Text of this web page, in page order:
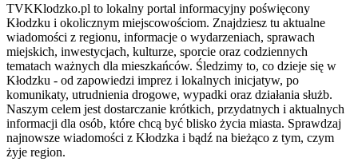
TVKKlodzko.pl to lokalny portal informacyjny poświęcony
Kłodzku i okolicznym miejscowościom. Znajdziesz tu aktualne
wiadomości z regionu, informacje o wydarzeniach, sprawach
miejskich, inwestycjach, kulturze, sporcie oraz codziennych
tematach ważnych dla mieszkańców. Śledzimy to, co dzieje się w
Kłodzku - od zapowiedzi imprez i lokalnych inicjatyw, po
komunikaty, utrudnienia drogowe, wypadki oraz działania służb.
Naszym celem jest dostarczanie krótkich, przydatnych i aktualnych
informacji dla osób, które chcą być blisko życia miasta. Sprawdzaj
najnowsze wiadomości z Kłodzka i bądź na bieżąco z tym, czym
żyje region.